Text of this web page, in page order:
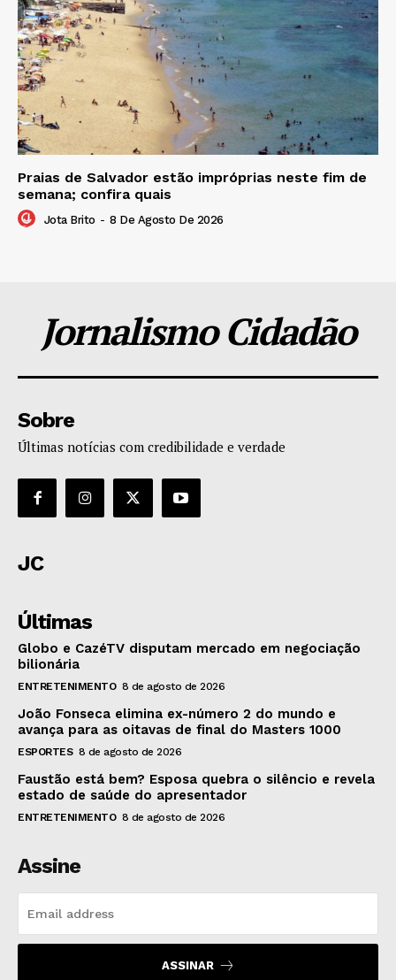
Praias de Salvador estão impróprias neste fim de
semana; confira quais
Jota Brito - 8 De Agosto De 2026
Jornalismo Cidadão
Sobre
Últimas notícias com credibilidade e verdade
JC
Últimas
Globo e CazéTV disputam mercado em negociação
bilionária
ENTRETENIMENTO 8 de agosto de 2026
João Fonseca elimina ex-número 2 do mundo e
avança para as oitavas de final do Masters 1000
ESPORTES 8 de agosto de 2026
Faustão está bem? Esposa quebra o silêncio e revela
estado de saúde do apresentador
ENTRETENIMENTO 8 de agosto de 2026
Assine
ASSINAR